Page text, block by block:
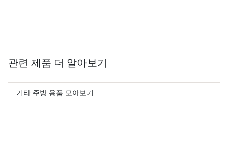
관련 제품 더 알아보기
기타 주방 용품 모아보기